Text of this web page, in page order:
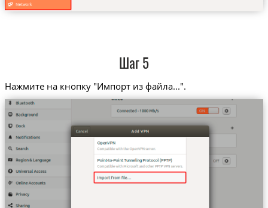
Шаг 5
Нажмите на кнопку "Импорт из файла...".